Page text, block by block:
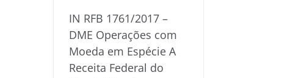
IN RFB 1761/2017 –
DME Operações com
Moeda em Espécie A
Receita Federal do